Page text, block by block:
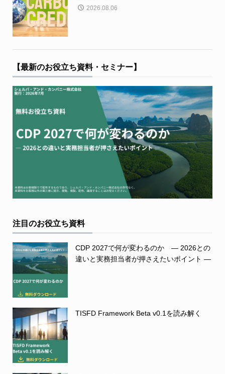
2026.08.06
【最新のお役立ち資料・セミナー】
注目のお役立ち資料
CDP 2027で何が変わるのか ― 2026との
違いと実務担当者が押さえたいポイント ―
TISFD Framework Beta v0.1を読み解く